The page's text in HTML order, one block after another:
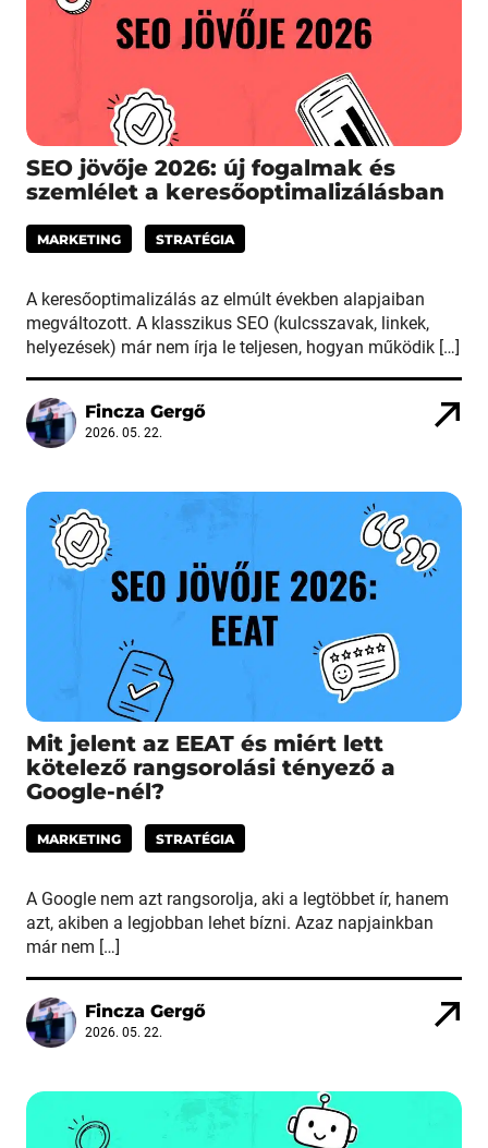
SEO jövője 2026: új fogalmak és
szemlélet a keresőoptimalizálásban
MARKETING STRATÉGIA
A keresőoptimalizálás az elmúlt években alapjaiban
megváltozott. A klasszikus SEO (kulcsszavak, linkek,
helyezések) már nem írja le teljesen, hogyan működik […]
Fincza Gergő
2026. 05. 22.
Mit jelent az EEAT és miért lett
kötelező rangsorolási tényező a
Google-nél?
MARKETING STRATÉGIA
A Google nem azt rangsorolja, aki a legtöbbet ír, hanem
azt, akiben a legjobban lehet bízni. Azaz napjainkban
már nem […]
Fincza Gergő
2026. 05. 22.